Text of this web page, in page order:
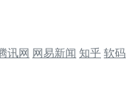
讯网 ‌‌网易新闻 ‌‌知乎 软码